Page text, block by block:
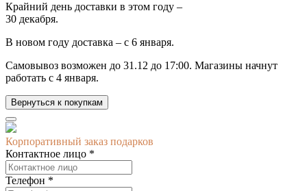
Крайний день доставки в этом году –
30 декабря.
В новом году доставка – с 6 января.
Самовывоз возможен до 31.12 до 17:00. Магазины начнут
работать с 4 января.
Вернуться к покупкам
Корпоративный заказ подарков
Контактное лицо *
Телефон *